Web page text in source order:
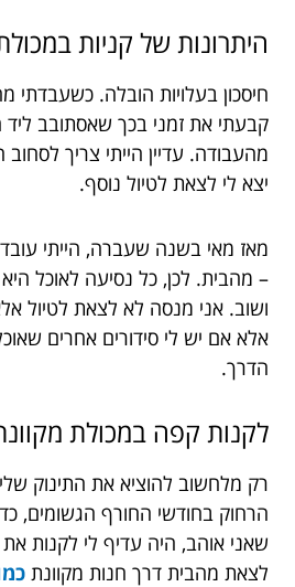
היתרונות של קניות
חיסכון בעלויות הובלה. כשעבדתי
קבעתי את זמני בכך שאסתובב
מהעבודה. עדיין הייתי צריך
יצא לי לצאת לטיול נוסף.
מאז מאי בשנה שעברה, הייתי
– מהבית. לכן, כל נסיעה לאוכל
ושוב. אני מנסה לא לצאת לטיול
אלא אם יש לי סידורים אחרים
הדרך.
לקנות קפה במכולת
רק מלחשוב להוציא את התינוק
הרחוק בחודשי החורף הגשומים,
שאני אוהב, היה עדיף לי לקנות
לצאת מהבית דרך חנות מקוונת